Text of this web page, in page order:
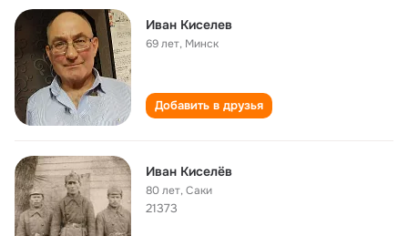
Иван Киселев
69 лет, Минск
Добавить в друзья
Иван Киселёв
80 лет,Саки
21373